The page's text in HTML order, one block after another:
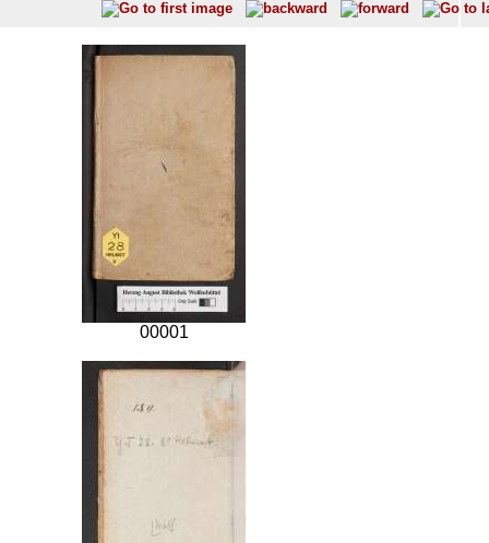
00001